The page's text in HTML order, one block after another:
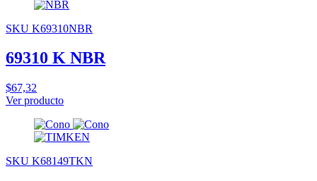
SKU K69310NBR
69310 K NBR
$67,32
Ver producto
SKU K68149TKN